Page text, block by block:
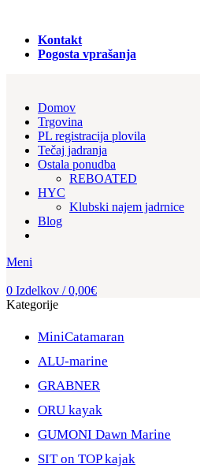
Kontakt
Pogosta vprašanja
Domov
Trgovina
PL registracija plovila
Tečaj jadranja
Ostala ponudba
REBOATED
HYC
Klubski najem jadrnice
Blog
Meni
0 Izdelkov / 0,00€
Kategorije
MiniCatamaran
ALU-marine
GRABNER
ORU kayak
GUMONI Dawn Marine
SIT on TOP kajak